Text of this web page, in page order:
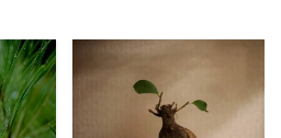
READ MORE